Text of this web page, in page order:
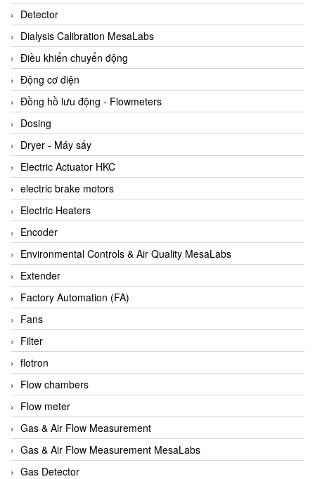
Altech
Amarillo Gear
Ametek
AMPTRON Vietnam
AND Vietnam
ANDERSON-NEGELE
ANDILOG Technologies Vietnam
Anritsu
ANTEC S.A
Antico pumps
Anybus/ HMS
AOBEN
Apex Dynamics Vietnam
Apex Dynamics Vietnam
Apiste
APLISENS VietNam
Apollo Fire
Appleton
AQ Matic
Aqualabo Vietnam
Aquametro
ARCA Regler
Detector
Dialysis Calibration MesaLabs
Điều khiển chuyển động
Động cơ điện
Đồng hồ lưu động - Flowmeters
Dosing
Dryer - Máy sấy
Electric Actuator HKC
electric brake motors
Electric Heaters
Encoder
Environmental Controls & Air Quality MesaLabs
Extender
Factory Automation (FA)
Fans
Filter
flotron
Flow chambers
Flow meter
Gas & Air Flow Measurement
Gas & Air Flow Measurement MesaLabs
Gas Detector